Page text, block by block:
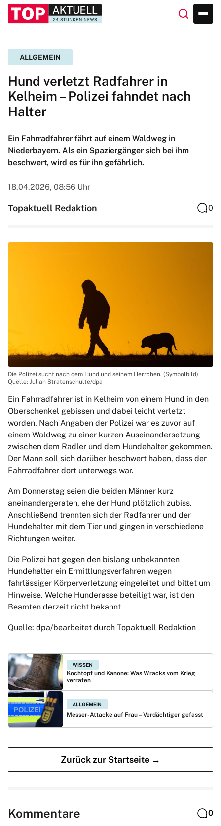
ALLGEMEIN
Hund verletzt Radfahrer in
Kelheim – Polizei fahndet nach
Halter
Ein Fahrradfahrer fährt auf einem Waldweg in
Niederbayern. Als ein Spaziergänger sich bei ihm
beschwert, wird es für ihn gefährlich.
18.04.2026, 08:56 Uhr
Topaktuell Redaktion 0
Die Polizei sucht nach dem Hund und seinem Herrchen. (Symbolbild)
Quelle: Julian Stratenschulte/dpa
Ein Fahrradfahrer ist in Kelheim von einem Hund in den
Oberschenkel gebissen und dabei leicht verletzt
worden. Nach Angaben der Polizei war es zuvor auf
einem Waldweg zu einer kurzen Auseinandersetzung
zwischen dem Radler und dem Hundehalter gekommen.
Der Mann soll sich darüber beschwert haben, dass der
Fahrradfahrer dort unterwegs war.
Am Donnerstag seien die beiden Männer kurz
aneinandergeraten, ehe der Hund plötzlich zubiss.
Anschließend trennten sich der Radfahrer und der
Hundehalter mit dem Tier und gingen in verschiedene
Richtungen weiter.
Die Polizei hat gegen den bislang unbekannten
Hundehalter ein Ermittlungsverfahren wegen
fahrlässiger Körperverletzung eingeleitet und bittet um
Hinweise. Welche Hunderasse beteiligt war, ist den
Beamten derzeit nicht bekannt.
Quelle: dpa/bearbeitet durch Topaktuell Redaktion
WISSEN
Kochtopf und Kanone: Was Wracks vom Krieg
verraten
ALLGEMEIN
Messer-Attacke auf Frau – Verdächtiger gefasst
Zurück zur Startseite →
Kommentare 0